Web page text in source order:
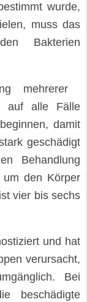
wurde,
muss das
Bakterien
mehrerer
auf alle Fälle
damit
geschädigt
Behandlung
um den Körper
vier bis sechs
und hat
verursacht,
Bei
beschädigte